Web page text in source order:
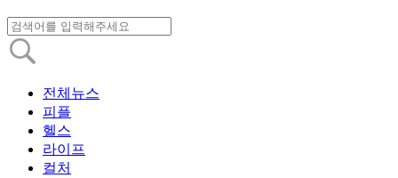
전체뉴스
피플
헬스
라이프
컬처